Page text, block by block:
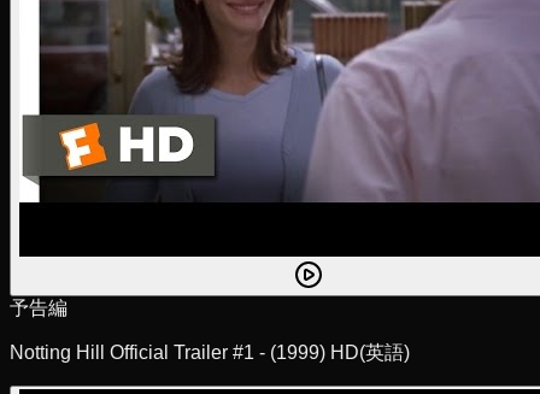
予告編
Notting Hill Official Trailer #1 - (1999) HD(英語)